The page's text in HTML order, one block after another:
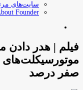
سایت‌های
Founder
فیلم | هدر دادن
صفر درصد